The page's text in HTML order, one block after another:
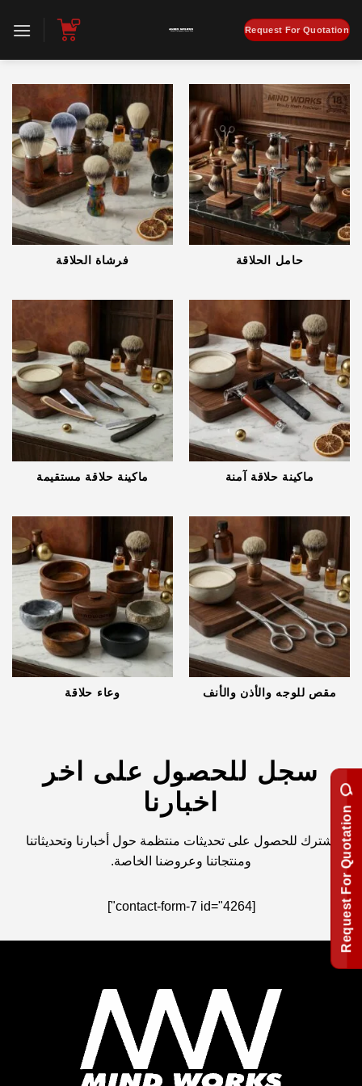
للمحتوى
Request For Quotation
حامل الحلاقة فرشاة الحلاقة
ماكينة حلاقة آمنة ماكينة حلاقة مستقيمة
مقص للوجه والأذن والأنف وعاء حلاقة
سجل للحصول على اخر
اخبارنا
اشترك للحصول على تحديثات منتظمة حول أخبارنا وتحديثاتنا
ومنتجاتنا وعروضنا الخاصة.
[contact-form-7 id="4264"] Request For Quotation